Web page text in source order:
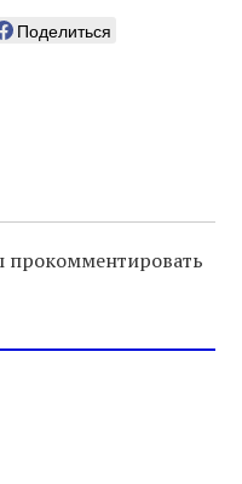
Поделиться
прокомментировать